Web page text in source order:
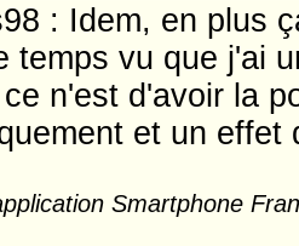
: Idem, en plus
temps vu que j'ai
ce n'est d'avoir la
et un effet
Smartphone